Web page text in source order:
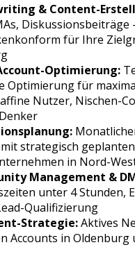
& Content-
Diskussionsbeiträge
für Ihre
Optimierung:
Optimierung für
Nutzer, Nischen-
strategisch
in Nord-
Management &
unter 4 Stunden,
Qualifizierung
Strategie:Aktives
Accounts in Oldenburg